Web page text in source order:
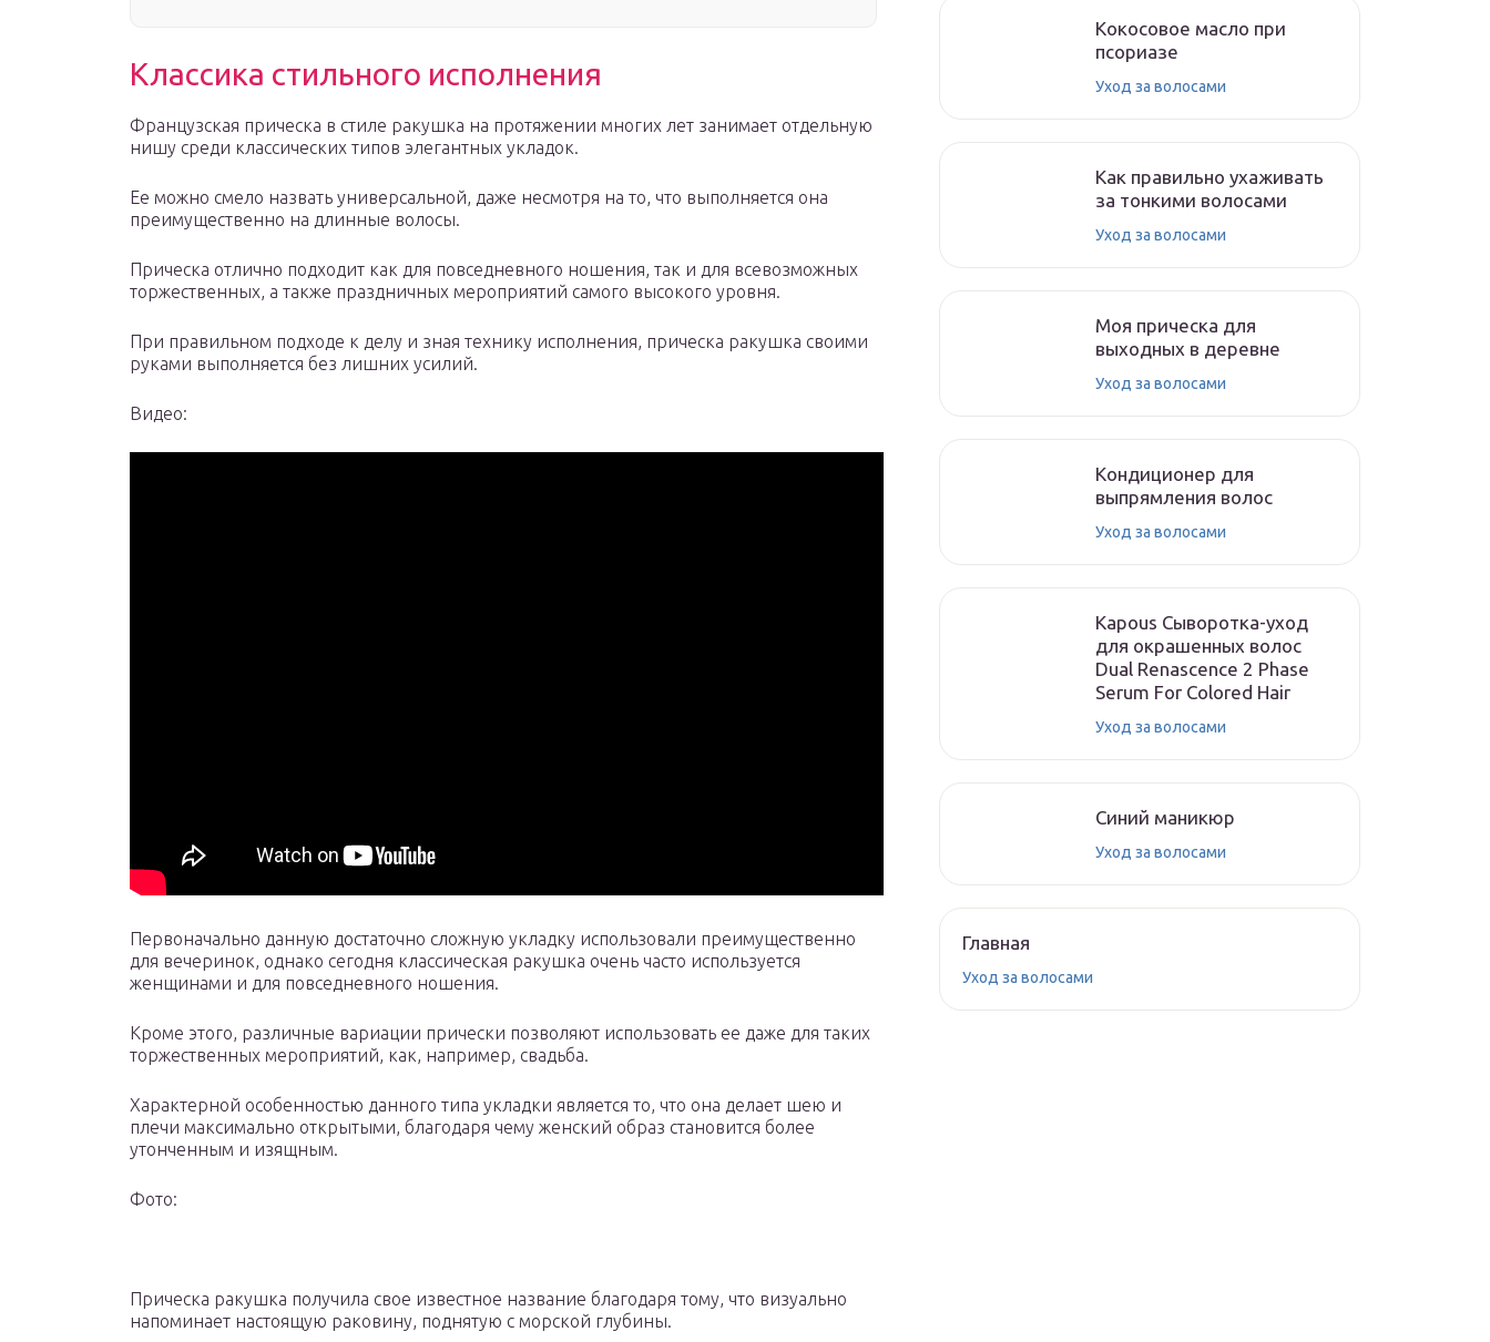
Классика стильного исполнения
Французская прическа в стиле ракушка на протяжении многих лет занимает отдельную
нишу среди классических типов элегантных укладок.
Ее можно смело назвать универсальной, даже несмотря на то, что выполняется она
преимущественно на длинные волосы.
Прическа отлично подходит как для повседневного ношения, так и для всевозможных
торжественных, а также праздничных мероприятий самого высокого уровня.
При правильном подходе к делу и зная технику исполнения, прическа ракушка своими
руками выполняется без лишних усилий.
Видео:
Первоначально данную достаточно сложную укладку использовали преимущественно
для вечеринок, однако сегодня классическая ракушка очень часто используется
женщинами и для повседневного ношения.
Кроме этого, различные вариации прически позволяют использовать ее даже для таких
торжественных мероприятий, как, например, свадьба.
Характерной особенностью данного типа укладки является то, что она делает шею и
плечи максимально открытыми, благодаря чему женский образ становится более
утонченным и изящным.
Фото:
Прическа ракушка получила свое известное название благодаря тому, что визуально
напоминает настоящую раковину, поднятую с морской глубины.
Кокосовое масло при
псориазе
Уход за волосами
Как правильно ухаживать
за тонкими волосами
Уход за волосами
Моя прическа для
выходных в деревне
Уход за волосами
Кондиционер для
выпрямления волос
Уход за волосами
Kapous Сыворотка-уход
для окрашенных волос
Dual Renascence 2 Phase
Serum For Colored Hair
Уход за волосами
Синий маникюр
Уход за волосами
Главная
Уход за волосами